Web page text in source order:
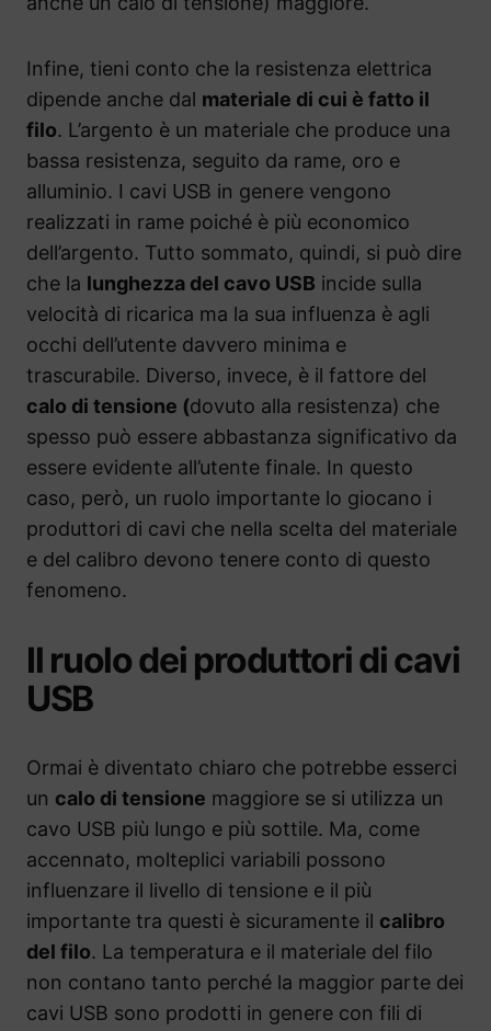
Infine, tieni conto che la resistenza elettrica
dipende anche dal materiale di cui è fatto il
filo. L’argento è un materiale che produce una
bassa resistenza, seguito da rame, oro e
alluminio. I cavi USB in genere vengono
realizzati in rame poiché è più economico
dell’argento. Tutto sommato, quindi, si può dire
che la lunghezza del cavo USB incide sulla
velocità di ricarica ma la sua influenza è agli
occhi dell’utente davvero minima e
trascurabile. Diverso, invece, è il fattore del
calo di tensione (dovuto alla resistenza) che
spesso può essere abbastanza significativo da
essere evidente all’utente finale. In questo
caso, però, un ruolo importante lo giocano i
produttori di cavi che nella scelta del materiale
e del calibro devono tenere conto di questo
fenomeno.
Il ruolo dei produttori di cavi
USB
Ormai è diventato chiaro che potrebbe esserci
un calo di tensione maggiore se si utilizza un
cavo USB più lungo e più sottile. Ma, come
accennato, molteplici variabili possono
influenzare il livello di tensione e il più
importante tra questi è sicuramente il calibro
del filo. La temperatura e il materiale del filo
non contano tanto perché la maggior parte dei
cavi USB sono prodotti in genere con fili di